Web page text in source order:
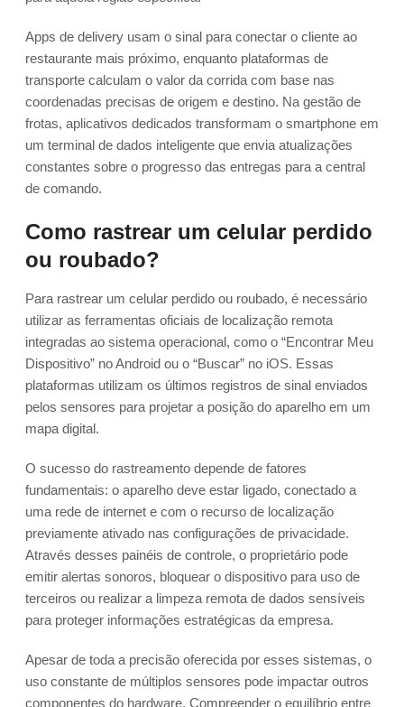
Apps de delivery usam o sinal para conectar o cliente ao
restaurante mais próximo, enquanto plataformas de
transporte calculam o valor da corrida com base nas
coordenadas precisas de origem e destino. Na gestão de
frotas, aplicativos dedicados transformam o smartphone em
um terminal de dados inteligente que envia atualizações
constantes sobre o progresso das entregas para a central
de comando.
Como rastrear um celular perdido
ou roubado?
Para rastrear um celular perdido ou roubado, é necessário
utilizar as ferramentas oficiais de localização remota
integradas ao sistema operacional, como o “Encontrar Meu
Dispositivo” no Android ou o “Buscar” no iOS. Essas
plataformas utilizam os últimos registros de sinal enviados
pelos sensores para projetar a posição do aparelho em um
mapa digital.
O sucesso do rastreamento depende de fatores
fundamentais: o aparelho deve estar ligado, conectado a
uma rede de internet e com o recurso de localização
previamente ativado nas configurações de privacidade.
Através desses painéis de controle, o proprietário pode
emitir alertas sonoros, bloquear o dispositivo para uso de
terceiros ou realizar a limpeza remota de dados sensíveis
para proteger informações estratégicas da empresa.
Apesar de toda a precisão oferecida por esses sistemas, o
uso constante de múltiplos sensores pode impactar outros
componentes do hardware. Compreender o equilíbrio entre